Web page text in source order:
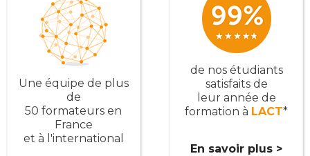
Une équipe de plus
de
50 formateurs en
France
et à l'international
de nos étudiants
satisfaits de
leur année de
formation à LACT*
En savoir plus >